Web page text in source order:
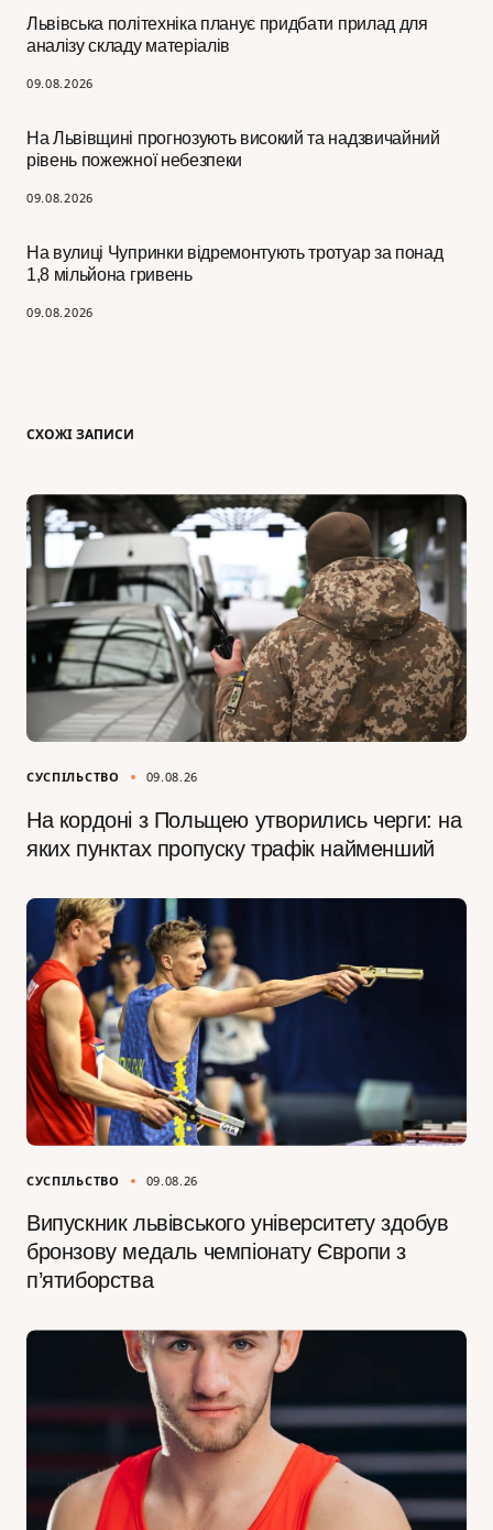
Львівська політехніка планує придбати прилад для
аналізу складу матеріалів
09.08.2026
На Львівщині прогнозують високий та надзвичайний
рівень пожежної небезпеки
09.08.2026
На вулиці Чупринки відремонтують тротуар за понад
1,8 мільйона гривень
09.08.2026
СХОЖІ ЗАПИСИ
СУСПІЛЬСТВО 09.08.26
На кордоні з Польщею утворились черги: на
яких пунктах пропуску трафік найменший
СУСПІЛЬСТВО 09.08.26
Випускник львівського університету здобув
бронзову медаль чемпіонату Європи з
п’ятиборства